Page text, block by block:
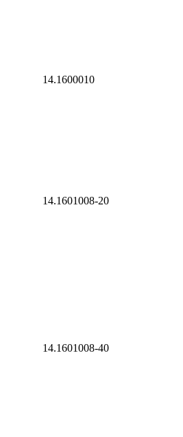
14.1600010
14.1601008-20
14.1601008-40